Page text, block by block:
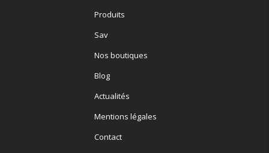
Produits
Sav
Nos boutiques
Blog
Actualités
Mentions légales
Contact